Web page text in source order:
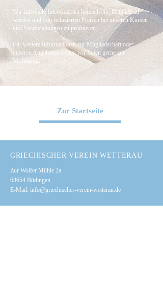
Wir laden alle Interessierten herzlich ein, Mitglied zu
werden und von reduzierten Preisen bei unseren Kursen
und Veranstaltungen zu profitieren.
Für weitere Informationen zur Mitgliedschaft oder
unseren Angeboten stehen wir Ihnen gerne zur
Verfügung.
Zur Startseite
GRIECHISCHER VEREIN WETTERAU
Zur Wolfer Mühle 2a
63654 Büdingen
E-Mail: info@griechischer-verein-wetterau.de